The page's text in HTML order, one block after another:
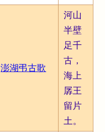
澎湖弔古歌
河山
半壁
足千
古，
海上
孱王
留片
土。